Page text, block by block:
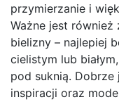
przymierzanie i
Ważne jest
bielizny – najlepiej
cielistym lub
pod suknią.
inspiracji oraz